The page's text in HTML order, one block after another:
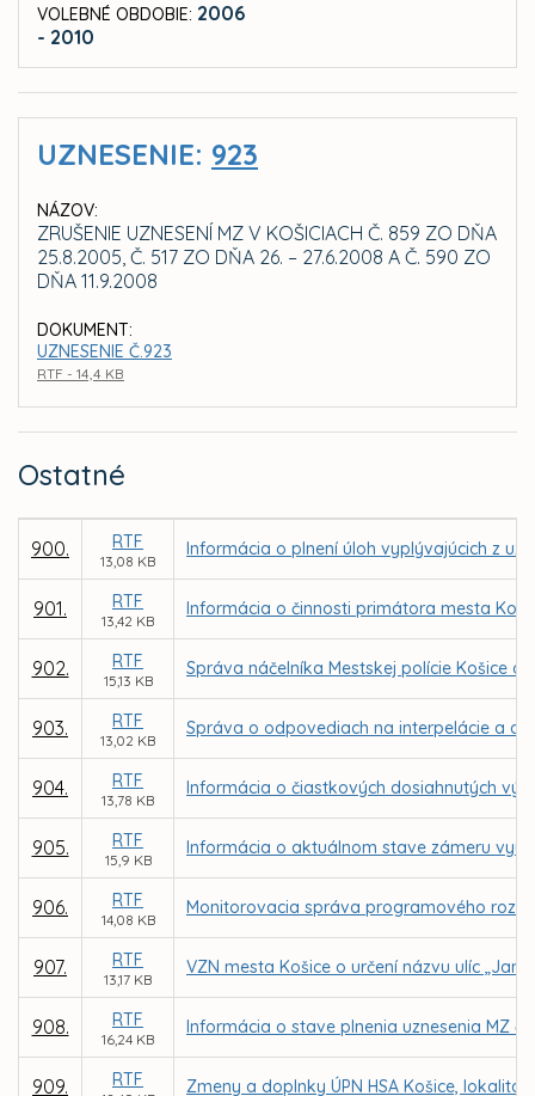
VOLEBNÉ OBDOBIE: 2006
- 2010
UZNESENIE: 923
NÁZOV:
ZRUŠENIE UZNESENÍ MZ V KOŠICIACH Č. 859 ZO DŇA
25.8.2005, Č. 517 ZO DŇA 26. – 27.6.2008 A Č. 590 ZO
DŇA 11.9.2008
DOKUMENT:
UZNESENIE Č.923
RTF - 14,4 KB
Ostatné
900. RTF
13,08 KB
Informácia o plnení úloh vyplývajúcich z
901. RTF
13,42 KB
Informácia o činnosti primátora mesta
902. RTF
15,13 KB
Správa náčelníka Mestskej polície Košice o
903. RTF
13,02 KB
Správa o odpovediach na interpelácie a
904. RTF
13,78 KB
Informácia o čiastkových dosiahnutých
905. RTF
15,9 KB
Informácia o aktuálnom stave zámeru
906. RTF
14,08 KB
Monitorovacia správa programového
907. RTF
13,17 KB
VZN mesta Košice o určení názvu ulíc
908. RTF
16,24 KB
Informácia o stave plnenia uznesenia MZ č.
909. RTF Zmeny a doplnky ÚPN HSA Košice, lokalita